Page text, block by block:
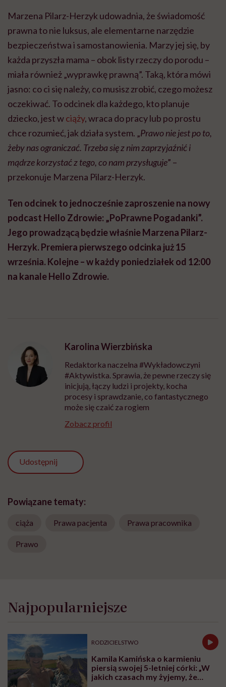
Marzena Pilarz-Herzyk udowadnia, że świadomość
prawna to nie luksus, ale elementarne narzędzie
bezpieczeństwa i samostanowienia. Marzy jej się, by
każda przyszła mama – obok listy rzeczy do porodu –
miała również „wyprawkę prawną”. Taką, która mówi
jasno: co ci się należy, co musisz zrobić, czego możesz
oczekiwać. To odcinek dla każdego, kto planuje
dziecko, jest wciąży, wraca do pracy lub po prostu
chce rozumieć, jak działa system. „Prawo nie jest po to,
żeby nas ograniczać. Trzeba się z nim zaprzyjaźnić i
mądrze korzystać z tego, co nam przysługuje” –
przekonuje Marzena Pilarz-Herzyk.
Ten odcinek to jednocześnie zaproszenie na nowy
podcast Hello Zdrowie: „PoPrawne Pogadanki”.
Jego prowadzącą będzie właśnie Marzena Pilarz-
Herzyk. Premiera pierwszego odcinka już 15
września. Kolejne – w każdy poniedziałek od 12:00
na kanale Hello Zdrowie.
Karolina Wierzbińska
Redaktorka naczelna #Wykładowczyni
#Aktywistka. Sprawia, że pewne rzeczy się
inicjują, łączy ludzi i projekty, kocha
procesy i sprawdzanie, co fantastycznego
może się czaić za rogiem
Zobacz profil
Udostępnij
Powiązane tematy:
ciąża Prawa pacjenta Prawa pracownika
Prawo
Najpopularniejsze
RODZICIELSTWO
Kamila Kamińska o karmieniu
piersią swojej 5-letniej córki: „W
jakich czasach my żyjemy, że